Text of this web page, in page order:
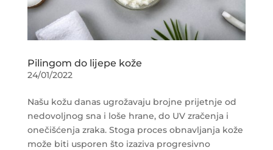
Pilingom do lijepe kože
24/01/2022
Našu kožu danas ugrožavaju brojne prijetnje od
nedovoljnog sna i loše hrane, do UV zračenja i
onečišćenja zraka. Stoga proces obnavljanja kože
može biti usporen što izaziva progresivno